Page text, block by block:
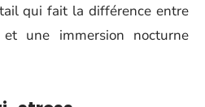
qui fait la différence entre
une immersion nocturne